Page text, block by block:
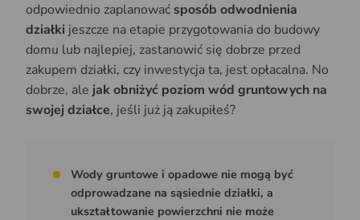
odpowiednio zaplanować sposób odwodnienia
działki jeszcze na etapie przygotowania do budowy
domu lub najlepiej, zastanowić się dobrze przed
zakupem działki, czy inwestycja ta, jest opłacalna. No
dobrze, ale jak obniżyć poziom wód gruntowych na
swojej działce, jeśli już ją zakupiłeś?
Wody gruntowe i opadowe nie mogą być
odprowadzane na sąsiednie działki, a
ukształtowanie powierzchni nie może